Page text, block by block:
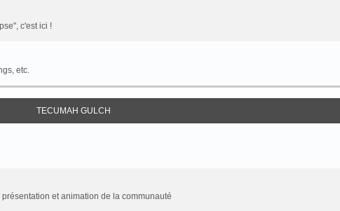
c'est ici !
etc.
TECUMAH GULCH
et animation de la communauté